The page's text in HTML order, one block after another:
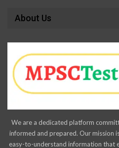
About Us
We are a dedicated platform
informed and prepared. Our mission
easy-to-understand information that